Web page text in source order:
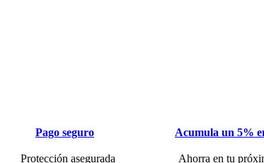
Pago seguro Acumula un 5%
Protección asegurada Ahorra en tu